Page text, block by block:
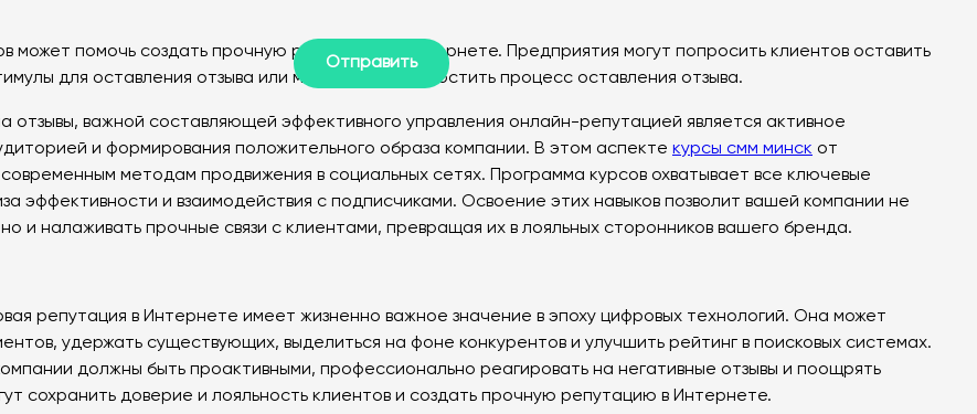
может помочь создать прочную репутацию в Интернете. Предприятия могут попросить клиентов оставить
для оставления отзыва или максимально упростить процесс оставления отзыва.
отзывы, важной составляющей эффективного управления онлайн-репутацией является активное
и формирования положительного образа компании. В этом аспекте курсы смм минск от
методам продвижения в социальных сетях. Программа курсов охватывает все ключевые
эффективности и взаимодействия с подписчиками. Освоение этих навыков позволит вашей компании не
и налаживать прочные связи с клиентами, превращая их в лояльных сторонников вашего бренда.
репутация в Интернете имеет жизненно важное значение в эпоху цифровых технологий. Она может
удержать существующих, выделиться на фоне конкурентов и улучшить рейтинг в поисковых системах.
должны быть проактивными, профессионально реагировать на негативные отзывы и поощрять
сохранить доверие и лояльность клиентов и создать прочную репутацию в Интернете.